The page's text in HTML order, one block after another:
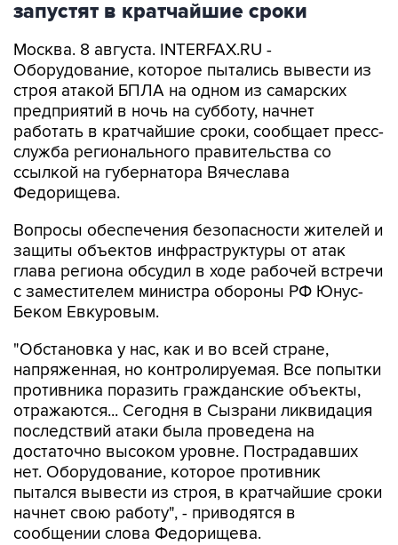
запустят в кратчайшие сроки
Москва. 8 августа. INTERFAX.RU -
Оборудование, которое пытались вывести из
строя атакой БПЛА на одном из самарских
предприятий в ночь на субботу, начнет
работать в кратчайшие сроки, сообщает пресс-
служба регионального правительства со
ссылкой на губернатора Вячеслава
Федорищева.
Вопросы обеспечения безопасности жителей и
защиты объектов инфраструктуры от атак
глава региона обсудил в ходе рабочей встречи
с заместителем министра обороны РФ Юнус-
Беком Евкуровым.
"Обстановка у нас, как и во всей стране,
напряженная, но контролируемая. Все попытки
противника поразить гражданские объекты,
отражаются... Сегодня в Сызрани ликвидация
последствий атаки была проведена на
достаточно высоком уровне. Пострадавших
нет. Оборудование, которое противник
пытался вывести из строя, в кратчайшие сроки
начнет свою работу", - приводятся в
сообщении слова Федорищева.